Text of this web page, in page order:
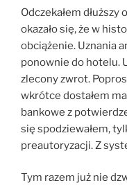
Odczekałem
okazało się, że w
obciążenie. Uznania
ponownie do hotelu.
zlecony zwrot.
wkrótce dostałem
bankowe z
się spodziewałem,
preautoryzacji. Z
Tym razem już nie